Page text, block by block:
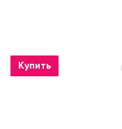
Купить